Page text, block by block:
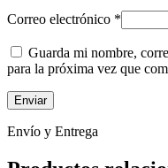
Correo electrónico *
Guarda mi nombre,
para la próxima vez que
Envío y Entrega